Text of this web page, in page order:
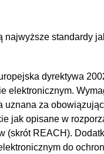
najwyższe standardy
dyrektywa
elektronicznym.
uznana za
jak opisane w
(skrót REACH).
do